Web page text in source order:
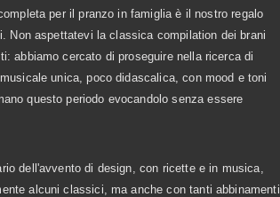
per il pranzo in famiglia è il nostro regalo
Non aspettatevi la classica compilation dei brani
abbiamo cercato di proseguire nella ricerca di
unica, poco didascalica, con mood e toni
questo periodo evocandolo senza essere
dell'avvento di design, con ricette e in musica,
alcuni classici, ma anche con tanti abbinamenti